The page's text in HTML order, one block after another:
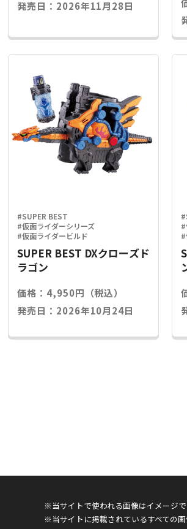
発売日：2026年11月28日
#SUPER BEST
#仮面ライダーシリーズ
#仮面ライダービルド
SUPER BEST DXクローズド
ラゴン
価格：4,950円（税込）
発売日：2026年10月24日
※当サイトで使われる画像はイメージ
※当サイトに掲載されているすべての